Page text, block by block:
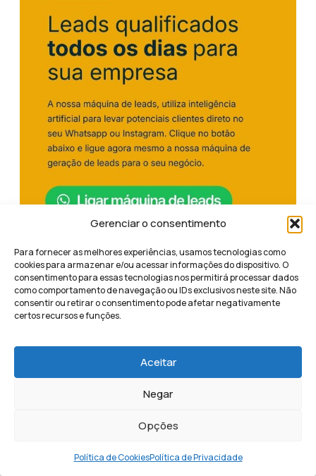
Gerenciar o consentimento
Para fornecer as melhores experiências, usamos tecnologias como
cookies para armazenar e/ou acessar informações do dispositivo. O
consentimento para essas tecnologias nos permitirá processar dados
como comportamento de navegação ou IDs exclusivos neste site. Não
consentir ou retirar o consentimento pode afetar negativamente
certos recursos e funções.
Aceitar
Negar
Opções
Política de CookiesPolítica de Privacidade
Compartilhe este conteúdo